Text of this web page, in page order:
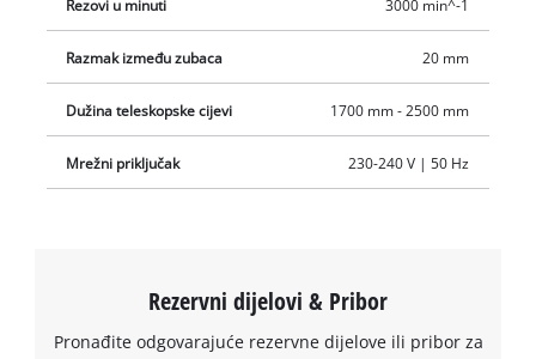
Rezovi u minuti 3000 min^-1
Razmak između zubaca 20 mm
Dužina teleskopske cijevi 1700 mm - 2500 mm
Mrežni priključak 230-240 V | 50 Hz
Rezervni dijelovi & Pribor
Pronađite odgovarajuće rezervne dijelove ili pribor za